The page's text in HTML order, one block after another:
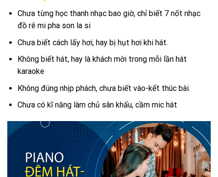
Chưa từng học thanh nhạc bao giờ, chỉ biết 7 nốt nhạc
đồ rê mi pha son la si
Chưa biết cách lấy hơi, hay bị hụt hơi khi hát.
Không biết hát, hay là khách mời trong mỗi lần hát
karaoke
Không đúng nhịp phách, chưa biết vào-kết thúc bài.
Chưa có kĩ năng làm chủ sân khấu, cầm mic hát